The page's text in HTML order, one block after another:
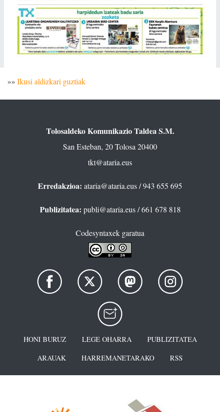
»» Ikusi aldizkari guztiak
Tolosaldeko Komunikazio Taldea S.M.
San Esteban, 20 Tolosa 20400
tkt@ataria.eus
Erredakzioa: ataria@ataria.eus/ 943 655 695
Publizitatea: publi@ataria.eus/ 661 678 818
Codesyntaxek garatua
HONI BURUZ LEGE OHARRA
PUBLIZITATEA
ARAUAK
HARREMANETARAKO RSS